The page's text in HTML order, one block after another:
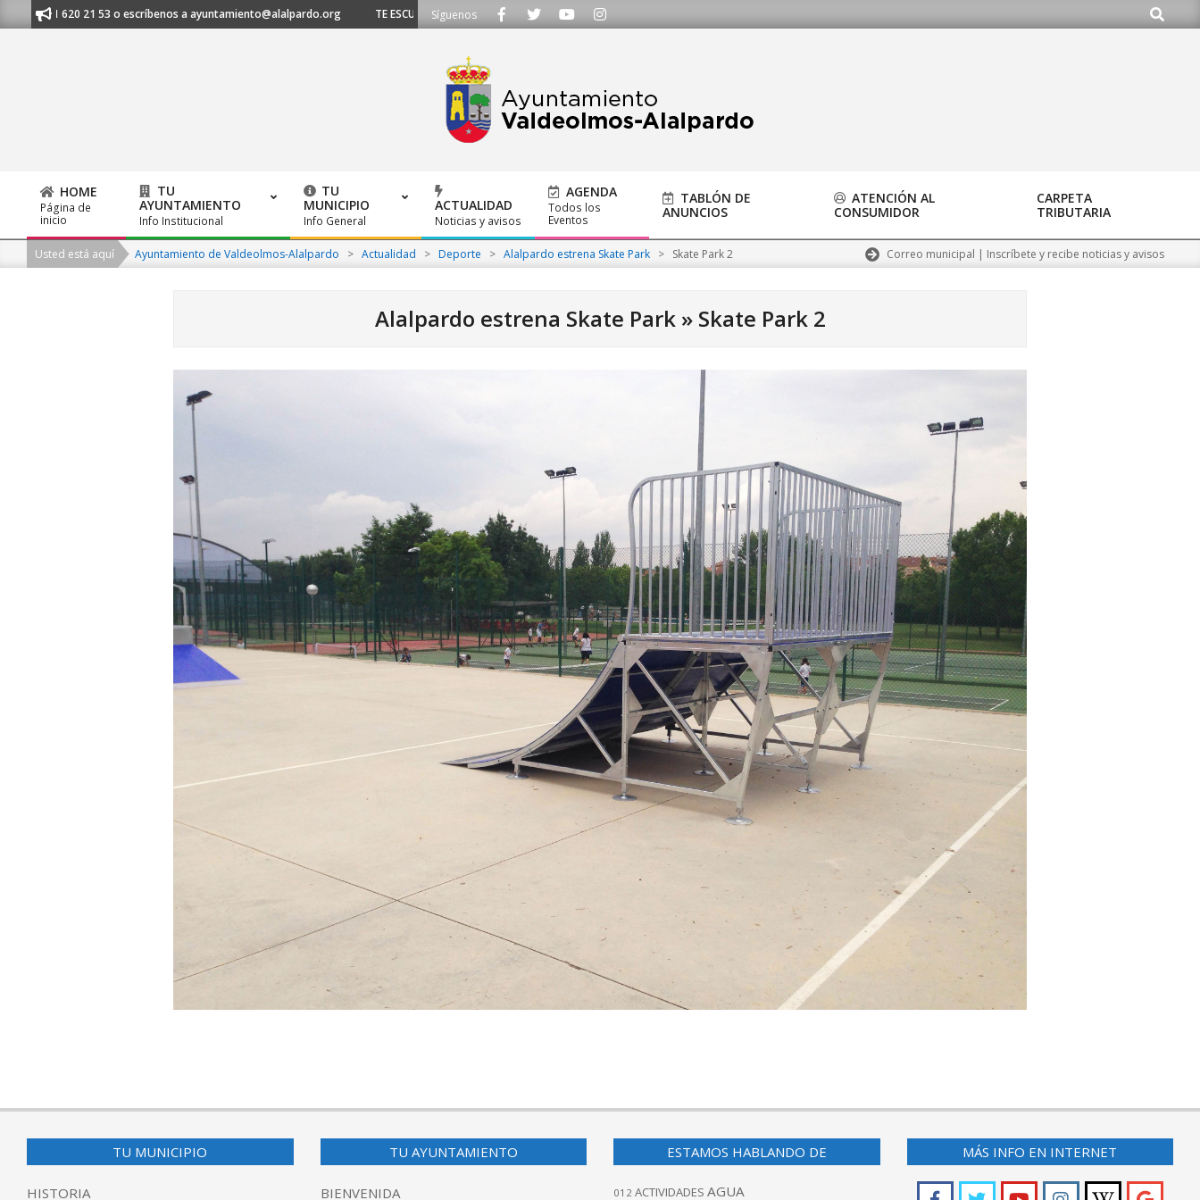
to
al 91 620 21 53 o escríbenos a ayuntamiento@alalpardo.org TE ESCUCHAMOS - Llámanos al 91 620 21 53 o escríbenos a ayuntamiento@alalpardo.org
Síguenos Buscar
Primary
Navigation
Menu
HOME
Página de
inicio
TU
AYUNTAMIENTO
Info Institucional
TU
MUNICIPIO
Info General
ACTUALIDAD
Noticias y avisos
AGENDA
Todos los
Eventos
TABLÓN DE
ANUNCIOS
ATENCIÓN AL
CONSUMIDOR
CARPETA
TRIBUTARIA
Usted está aquí Ayuntamiento de Valdeolmos-Alalpardo > Actualidad > Deporte > Alalpardo estrena Skate Park > Skate Park 2 Correo municipal | Inscríbete y recibe noticias y avisos
Alalpardo estrena Skate Park » Skate Park 2
TU MUNICIPIO
HISTORIA
TU AYUNTAMIENTO
BIENVENIDA
ESTAMOS HABLANDO DE
012 ACTIVIDADES AGUA
MÁS INFO EN INTERNET